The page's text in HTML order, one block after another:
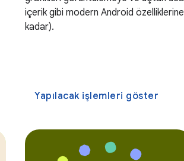
içerik gibi modern Android özelliklerine
kadar).
Yapılacak işlemleri göster